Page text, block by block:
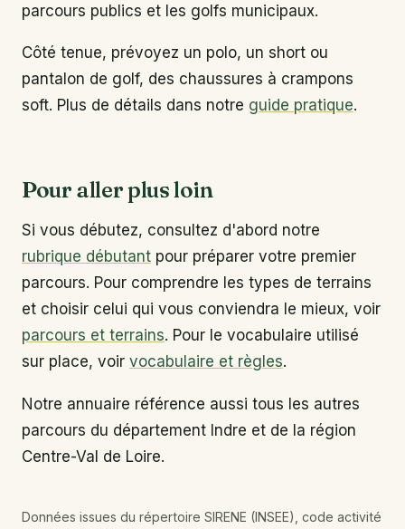
parcours publics et les golfs municipaux.
Côté tenue, prévoyez un polo, un short ou
pantalon de golf, des chaussures à crampons
soft. Plus de détails dans notre guide pratique.
Pour aller plus loin
Si vous débutez, consultez d'abord notre
rubrique débutant pour préparer votre premier
parcours. Pour comprendre les types de terrains
et choisir celui qui vous conviendra le mieux, voir
parcours et terrains. Pour le vocabulaire utilisé
sur place, voir vocabulaire et règles.
Notre annuaire référence aussi tous les autres
parcours du département Indre et de la région
Centre-Val de Loire.
Données issues du répertoire SIRENE (INSEE), code activité